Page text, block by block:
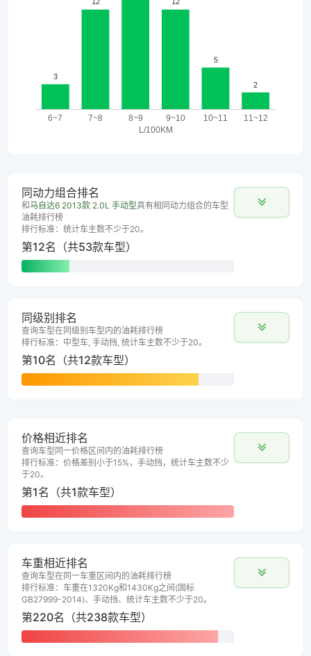
同动力组合排名
和马自达6 2013款 2.0L 手动型具有相同动力组合的车型
油耗排行榜
排行标准：统计车主数不少于20。
第12名（共53款车型）
同级别排名
查询车型在同级别车型内的油耗排行榜
排行标准：中型车, 手动挡, 统计车主数不少于20。
第10名（共12款车型）
价格相近排名
查询车型同一价格区间内的油耗排行榜
排行标准：价格差别小于15%，手动挡，统计车主数不少
于20。
第1名（共1款车型）
车重相近排名
查询车型在同一车重区间内的油耗排行榜
排行标准：车重在1320Kg和1430Kg之间(国标
GB27999-2014)、手动挡、统计车主数不少于20。
第220名（共238款车型）